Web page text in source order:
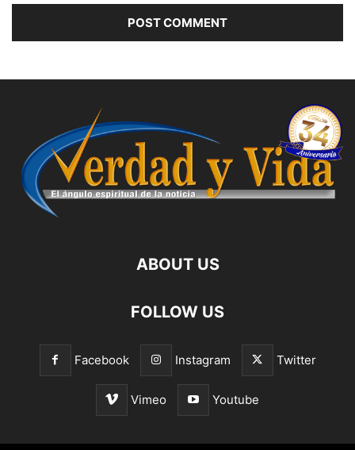
ABOUT US
FOLLOW US
Facebook Instagram Twitter
Vimeo Youtube